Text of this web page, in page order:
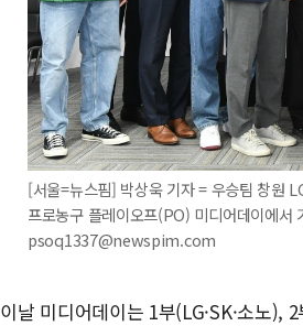
[서울=뉴스핌] 박상욱 기자 = 우승팀 창원
프로농구 플레이오프(PO) 미디어데이에
psoq1337@newspim.com
이날 미디어데이는 1부(LG·SK·소노),